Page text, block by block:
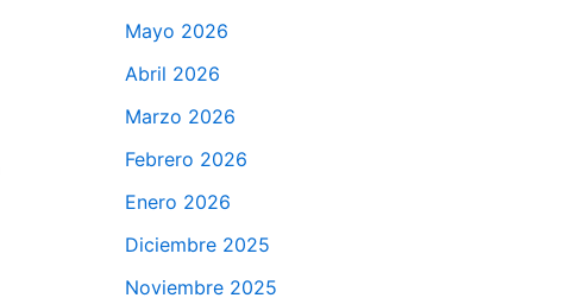
Mayo 2026
Abril 2026
Marzo 2026
Febrero 2026
Enero 2026
Diciembre 2025
Noviembre 2025